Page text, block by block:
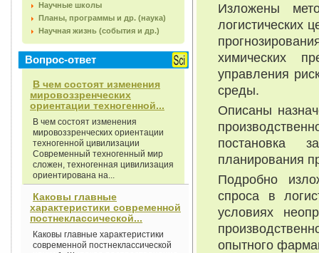
Научные школы
Планы, программы и др. (наука)
Научная жизнь (события и др.)
Вопрос-ответ
В чем состоят изменения
мировоззренческих
ориентации техногенной...
В чем состоят изменения
мировоззренческих ориентации
техногенной цивилизации
Современный техногенный мир
сложен, техногенная цивилизация
ориентирована на...
Каковы главные
характеристики современной
постнеклассической...
Каковы главные характеристики
современной постнеклассической
Изложены
логистических
химических
управления
среды.
Описаны
постановка
планирования
Подробно
спроса в
условиях
опытного